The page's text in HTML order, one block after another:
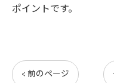
ポイントです。
< 前のページ